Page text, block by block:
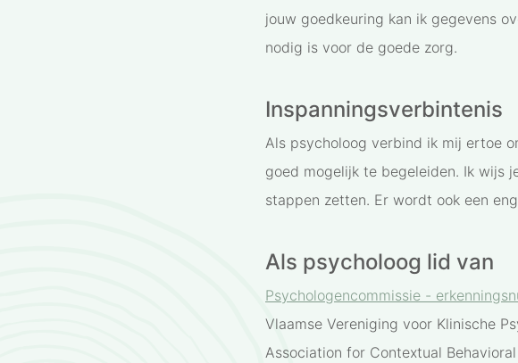
jouw goedkeuring kan ik gegevens
nodig is voor de goede zorg.
Inspanningsverbintenis
Als psycholoog verbind ik mij ertoe
goed mogelijk te begeleiden. Ik wijs
stappen zetten. Er wordt ook een
Als psycholoog lid van
Psychologencommissie -
Vlaamse Vereniging voor Klinische
Association for Contextual